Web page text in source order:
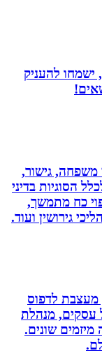
להעניק
גישור,
בדיני
מתמשך,
ועוד.
לדפוס
מנהלת
שונים.